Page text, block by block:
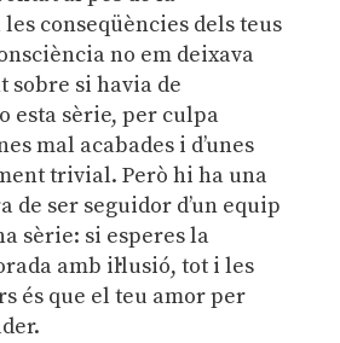
conseqüències dels teus
no em deixava
sobre si havia de
esta sèrie, per culpa
mal acabades i d’unes
trivial. Però hi ha una
de ser seguidor d’un equip
sèrie: si esperes la
amb il·lusió, tot i les
és que el teu amor per